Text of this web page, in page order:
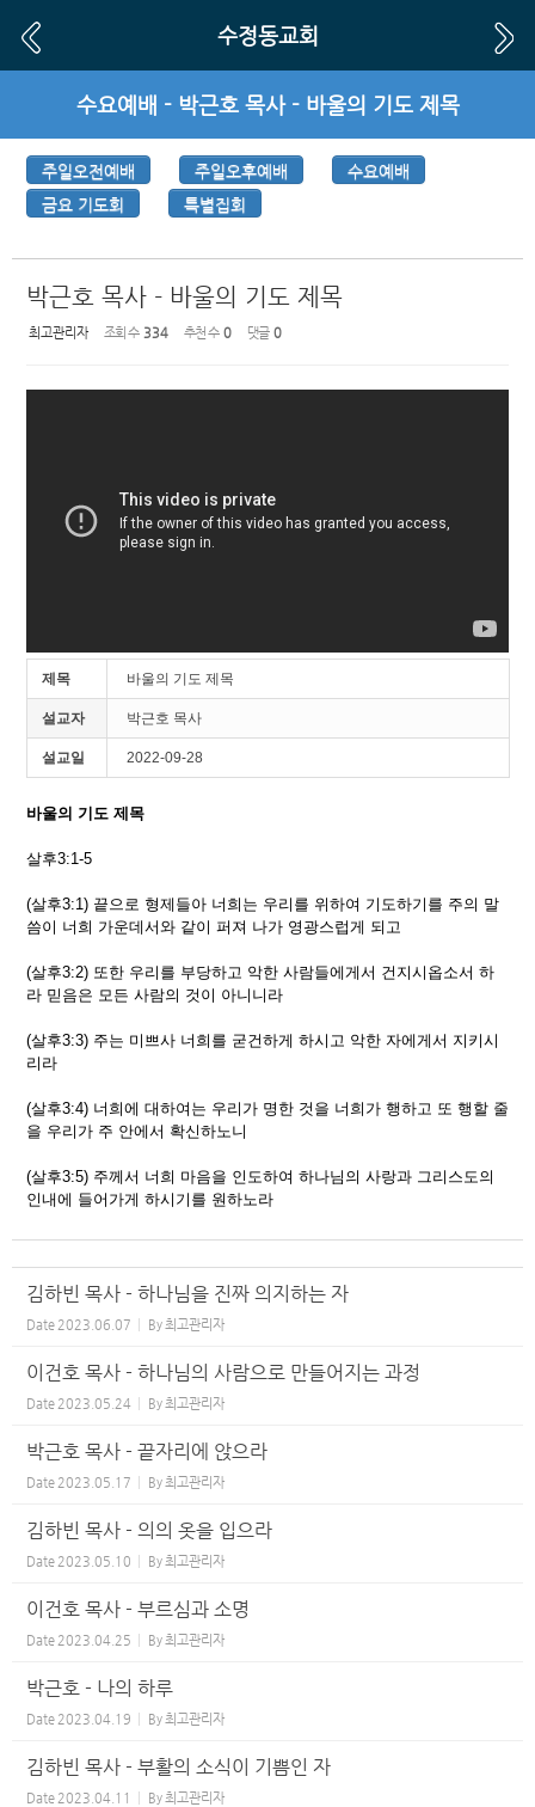
수정동교회
수요예배 - 박근호 목사 - 바울의 기도 제목
주일오전예배 주일오후예배
수요예배
금요 기도회
특별집회
박근호 목사 - 바울의 기도 제목
최고관리자 조회 수 334 추천 수 0 댓글 0
제목 바울의 기도 제목
설교자 박근호 목사
설교일 2022-09-28
바울의 기도 제목
살후3:1-5
(살후3:1) 끝으로 형제들아 너희는 우리를 위하여 기도하기를 주의 말
씀이 너희 가운데서와 같이 퍼져 나가 영광스럽게 되고
(살후3:2) 또한 우리를 부당하고 악한 사람들에게서 건지시옵소서 하
라 믿음은 모든 사람의 것이 아니니라
(살후3:3) 주는 미쁘사 너희를 굳건하게 하시고 악한 자에게서 지키시
리라
(살후3:4) 너희에 대하여는 우리가 명한 것을 너희가 행하고 또 행할 줄
을 우리가 주 안에서 확신하노니
(살후3:5) 주께서 너희 마음을 인도하여 하나님의 사랑과 그리스도의
인내에 들어가게 하시기를 원하노라
김하빈 목사 - 하나님을 진짜 의지하는 자
Date 2023.06.07 By최고관리자
이건호 목사 - 하나님의 사람으로 만들어지는 과정
Date 2023.05.24 By최고관리자
박근호 목사 - 끝자리에 앉으라
Date 2023.05.17 By최고관리자
김하빈 목사 - 의의 옷을 입으라
Date 2023.05.10 By최고관리자
이건호 목사 - 부르심과 소명
Date 2023.04.25 By최고관리자
박근호 - 나의 하루
Date 2023.04.19 By최고관리자
김하빈 목사 - 부활의 소식이 기쁨인 자
Date 2023.04.11 By최고관리자